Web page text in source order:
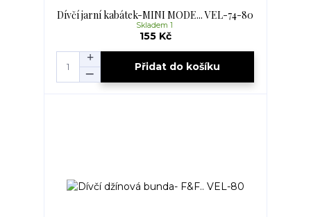
Dívčí jarní kabátek-MINI MODE... VEL-74-80
155 Kč
Skladem 1
Přidat do košíku